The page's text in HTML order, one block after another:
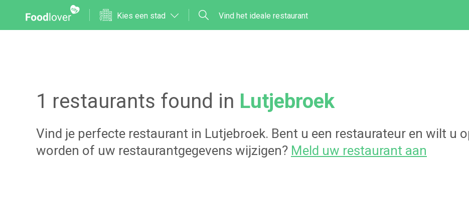
Kies een stad Vind het ideale restaurant
1 restaurants found in Lutjebroek
Vind je perfecte restaurant in Lutjebroek. Bent u een restaurateur en wilt u
worden of uw restaurantgegevens wijzigen? Meld uw restaurant aan